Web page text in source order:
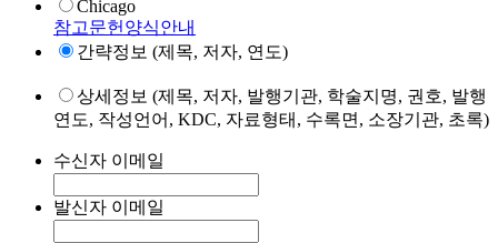
Chicago
참고문헌양식안내
간략정보 (제목, 저자, 연도)
상세정보 (제목, 저자, 발행기관, 학술지명, 권호, 발행
연도, 작성언어, KDC, 자료형태, 수록면, 소장기관, 초록)
수신자 이메일
발신자 이메일